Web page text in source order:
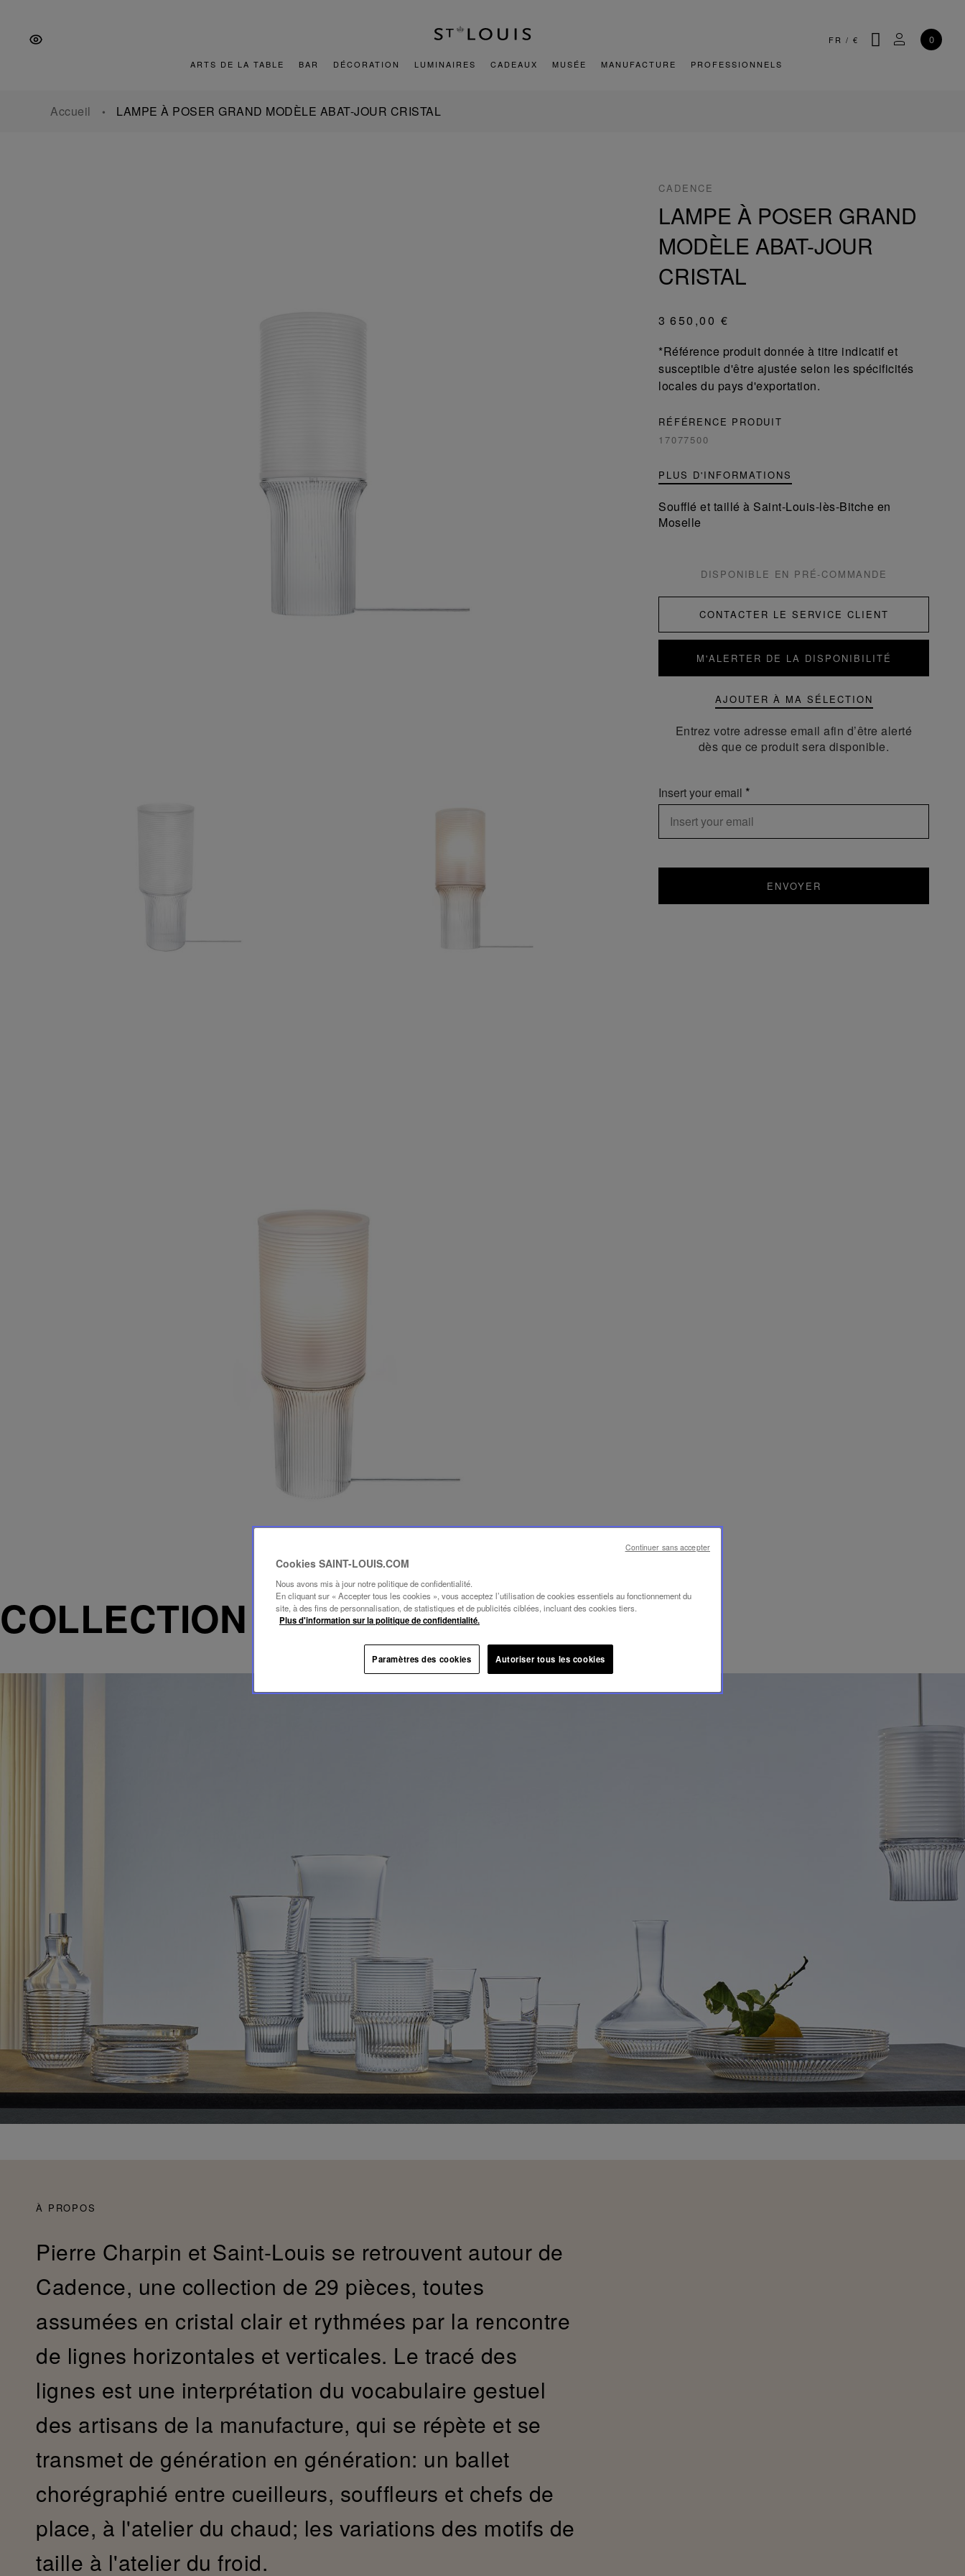
contenu
FR / € CHERCHER
MON0
ARTS DE LA TABLE BAR DÉCORATION LUMINAIRES CADEAUX MUSÉE MANUFACTURE PROFESSIONNELS
Accueil LAMPE À POSER GRAND MODÈLE ABAT-JOUR CRISTAL
CADENCE
LAMPE À POSER GRAND
MODÈLE ABAT-JOUR
CRISTAL
3 650,00 €
*Référence produit donnée à titre indicatif et
susceptible d'être ajustée selon les spécificités
locales du pays d'exportation.
RÉFÉRENCE PRODUIT
17077500
PLUS D'INFORMATIONS
Soufflé et taillé à Saint-Louis-lès-Bitche en
Moselle
DISPONIBLE EN PRÉ-COMMANDE
CONTACTER LE SERVICE CLIENT
M'ALERTER DE LA DISPONIBILITÉ
AJOUTER À MA SÉLECTION
Entrez votre adresse email afin d’être alerté
dès que ce produit sera disponible.
Insert your email
ENVOYER
COLLECTION CADENCE
À PROPOS
Pierre Charpin et Saint-Louis se retrouvent autour de
Cadence, une collection de 29 pièces, toutes
assumées en cristal clair et rythmées par la rencontre
de lignes horizontales et verticales. Le tracé des
lignes est une interprétation du vocabulaire gestuel
des artisans de la manufacture, qui se répète et se
transmet de génération en génération: un ballet
chorégraphié entre cueilleurs, souffleurs et chefs de
place, à l'atelier du chaud; les variations des motifs de
taille à l'atelier du froid.
Cookies SAINT-LOUIS.COM
Nous avons mis à jour notre politique de confidentialité.
En cliquant sur « Accepter tous les cookies », vous acceptez l’utilisation de cookies essentiels au fonctionnement du
site, à des fins de personnalisation, de statistiques et de publicités ciblées, incluant des cookies tiers.
Plus d'information sur la politique de confidentialité.
Paramètres des cookies Autoriser tous les cookies
Continuer sans accepter